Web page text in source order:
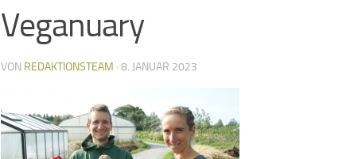
Veganuary
VON REDAKTIONSTEAM · 8. JANUAR 2023